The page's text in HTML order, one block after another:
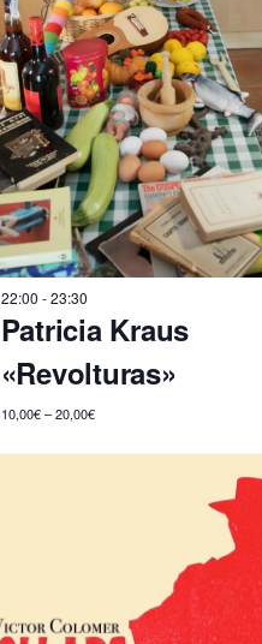
22:00 -23:30
Patricia Kraus
«Revolturas»
10,00€ – 20,00€